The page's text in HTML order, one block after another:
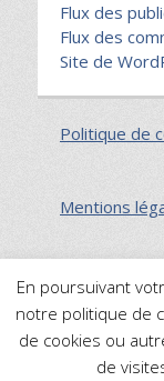
Flux des
Flux des
Site de
Politique de
Mentions
Plan du site
En poursuivant
notre politique de
de cookies ou
de